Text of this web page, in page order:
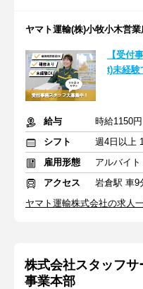
ヤマト運輸(株)小牧小木営
【受付
t)未経験
給与
時給1150円
シフト
週4日以上
雇用形態
アルバイト
アクセス
岩倉駅 車9
ヤマト運輸株式会社の求人
株式会社スタッフ
事業本部